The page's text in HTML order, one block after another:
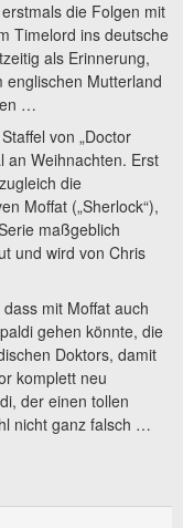
die Folgen mit
Timelord ins deutsche
als Erinnerung,
englischen Mutterland
…
von „Doctor
an Weihnachten. Erst
die
Moffat („Sherlock“),
maßgeblich
und wird von Chris
mit Moffat auch
gehen könnte, die
Doktors, damit
komplett neu
der einen tollen
nicht ganz falsch …